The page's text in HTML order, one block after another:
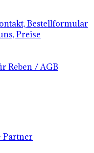
Bestellformular
Preise
Reben / AGB
Partner